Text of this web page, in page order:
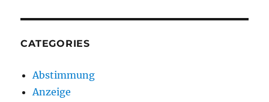
CATEGORIES
Abstimmung
Anzeige